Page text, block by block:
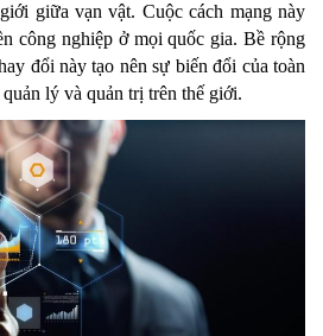
giữa vạn vật. Cuộc cách mạng này
công nghiệp ở mọi quốc gia. Bề rộng
đổi này tạo nên sự biến đổi của toàn
lý và quản trị trên thế giới.